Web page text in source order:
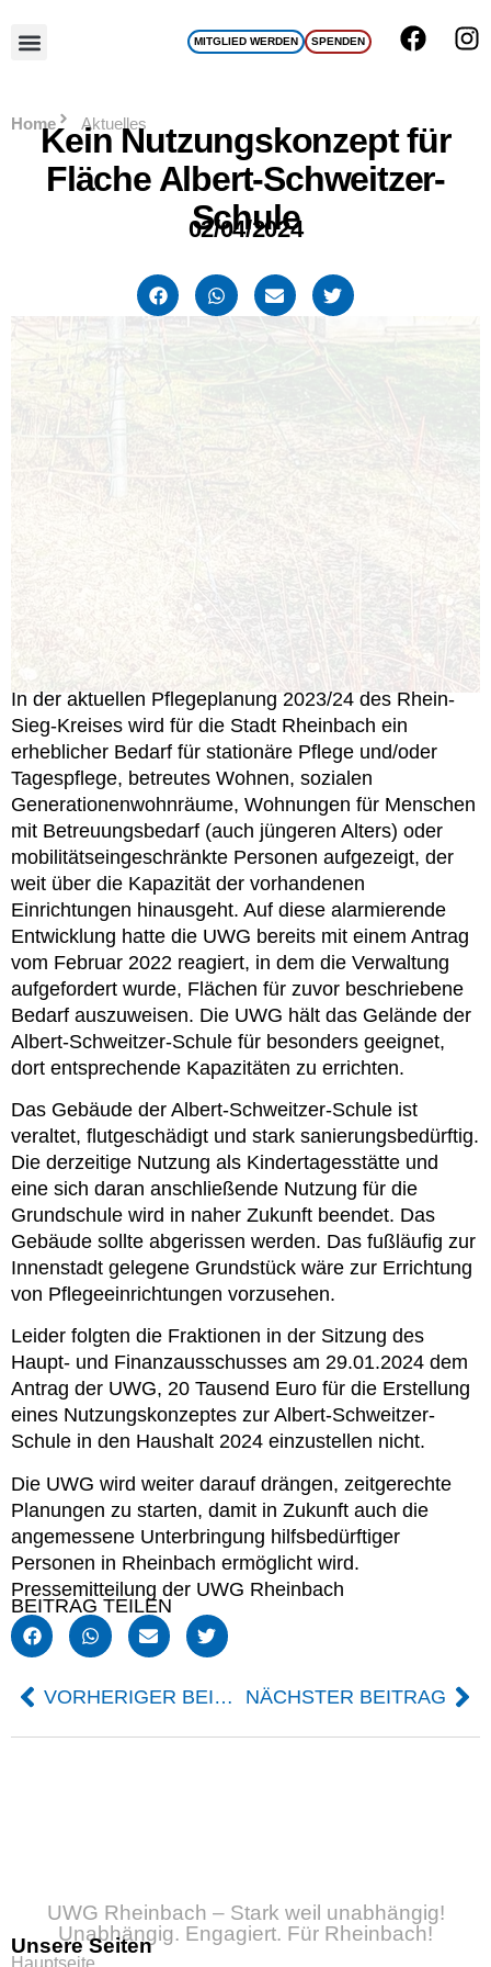
MITGLIED WERDEN SPENDEN
Home Aktuelles
Kein Nutzungskonzept für
Fläche Albert-Schweitzer-
Schule
02/04/2024
In der aktuellen Pflegeplanung 2023/24 des Rhein-
Sieg-Kreises wird für die Stadt Rheinbach ein
erheblicher Bedarf für stationäre Pflege und/oder
Tagespflege, betreutes Wohnen, sozialen
Generationenwohnräume, Wohnungen für Menschen
mit Betreuungsbedarf (auch jüngeren Alters) oder
mobilitätseingeschränkte Personen aufgezeigt, der
weit über die Kapazität der vorhandenen
Einrichtungen hinausgeht. Auf diese alarmierende
Entwicklung hatte die UWG bereits mit einem Antrag
vom Februar 2022 reagiert, in dem die Verwaltung
aufgefordert wurde, Flächen für zuvor beschriebene
Bedarf auszuweisen. Die UWG hält das Gelände der
Albert-Schweitzer-Schule für besonders geeignet,
dort entsprechende Kapazitäten zu errichten.
Das Gebäude der Albert-Schweitzer-Schule ist
veraltet, flutgeschädigt und stark sanierungsbedürftig.
Die derzeitige Nutzung als Kindertagesstätte und
eine sich daran anschließende Nutzung für die
Grundschule wird in naher Zukunft beendet. Das
Gebäude sollte abgerissen werden. Das fußläufig zur
Innenstadt gelegene Grundstück wäre zur Errichtung
von Pflegeeinrichtungen vorzusehen.
Leider folgten die Fraktionen in der Sitzung des
Haupt- und Finanzausschusses am 29.01.2024 dem
Antrag der UWG, 20 Tausend Euro für die Erstellung
eines Nutzungskonzeptes zur Albert-Schweitzer-
Schule in den Haushalt 2024 einzustellen nicht.
Die UWG wird weiter darauf drängen, zeitgerechte
Planungen zu starten, damit in Zukunft auch die
angemessene Unterbringung hilfsbedürftiger
Personen in Rheinbach ermöglicht wird.
Pressemitteilung der UWG Rheinbach
BEITRAG TEILEN
VORHERIGER BEITRAG NÄCHSTER BEITRAG
UWG Rheinbach – Stark weil unabhängig!
Unabhängig. Engagiert. Für Rheinbach!
Unsere Seiten
Hauptseite